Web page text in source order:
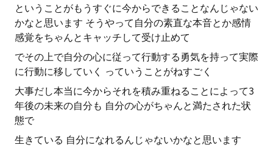
ということがもうすぐに今からできることなんじゃない
かなと思います そうやって自分の素直な本音とか感情
感覚をちゃんとキャッチして受け止めて
でその上で自分の心に従って行動する勇気を持って実際
に行動に移していく っていうことがねすごく
大事だし本当に今からそれを積み重ねることによって3
年後の未来の自分も 自分の心がちゃんと満たされた状
態で
生きている 自分になれるんじゃないかなと思います